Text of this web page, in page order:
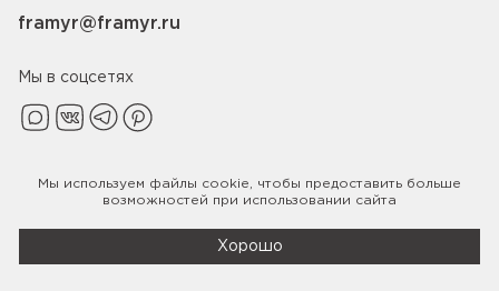
framyr@framyr.ru
Мы в соцсетях
Политика конфиденциальности
Мы используем файлы cookie , чтобы предоставить больше
возможностей при использовании сайта
Хорошо